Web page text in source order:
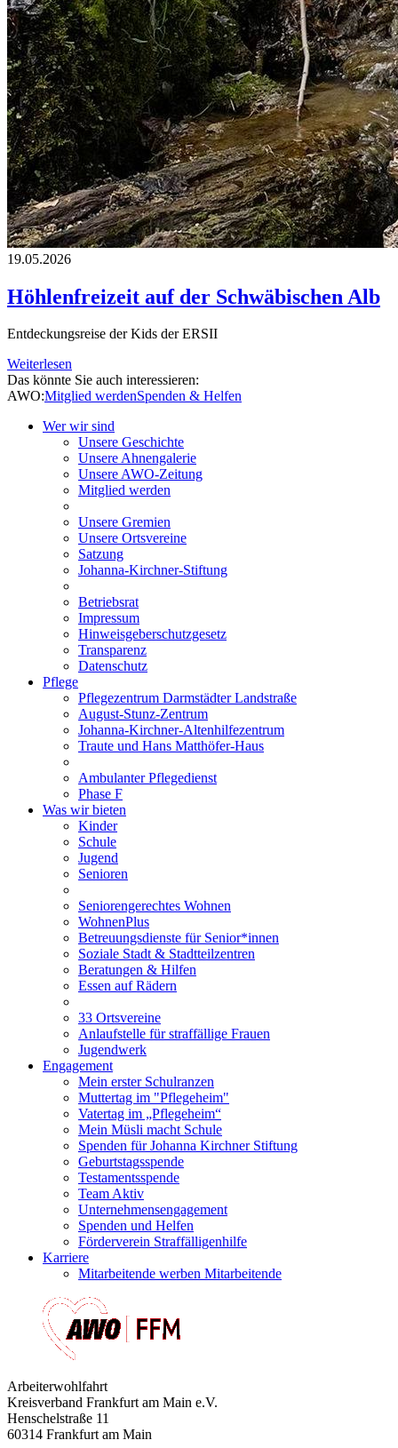
19.05.2026
Höhlenfreizeit auf der Schwäbischen Alb
Entdeckungsreise der Kids der ERSII
Weiterlesen
Das könnte Sie auch interessieren:
AWO:Mitglied werdenSpenden & Helfen
Wer wir sind
Unsere Geschichte
Unsere Ahnengalerie
Unsere AWO-Zeitung
Mitglied werden
Unsere Gremien
Unsere Ortsvereine
Satzung
Johanna-Kirchner-Stiftung
Betriebsrat
Impressum
Hinweisgeberschutzgesetz
Transparenz
Datenschutz
Pflege
Pflegezentrum Darmstädter Landstraße
August-Stunz-Zentrum
Johanna-Kirchner-Altenhilfezentrum
Traute und Hans Matthöfer-Haus
Ambulanter Pflegedienst
Phase F
Was wir bieten
Kinder
Schule
Jugend
Senioren
Seniorengerechtes Wohnen
WohnenPlus
Betreuungsdienste für Senior*innen
Soziale Stadt & Stadtteilzentren
Beratungen & Hilfen
Essen auf Rädern
33 Ortsvereine
Anlaufstelle für straffällige Frauen
Jugendwerk
Engagement
Mein erster Schulranzen
Muttertag im "Pflegeheim"
Vatertag im „Pflegeheim“
Mein Müsli macht Schule
Spenden für Johanna Kirchner Stiftung
Geburtstagsspende
Testamentsspende
Team Aktiv
Unternehmensengagement
Spenden und Helfen
Förderverein Straffälligenhilfe
Karriere
Mitarbeitende werben Mitarbeitende
Arbeiterwohlfahrt
Kreisverband Frankfurt am Main e.V.
Henschelstraße 11
60314 Frankfurt am Main